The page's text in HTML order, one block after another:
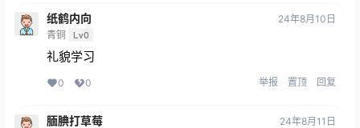
纸鹤内向
青铜 Lv0
24年8月10日
礼貌学习
0 0 举报 置顶 回复
腼腆打草莓 24年8月11日